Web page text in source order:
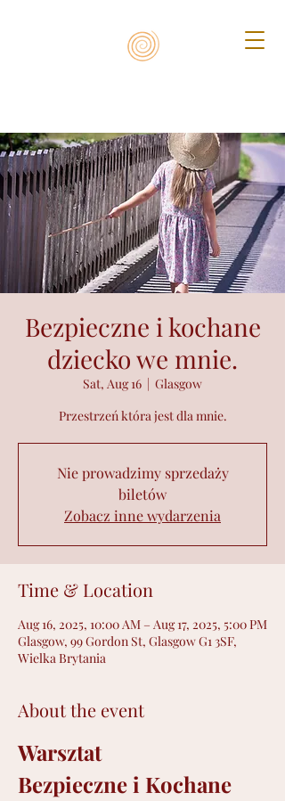
Bezpieczne i kochane
dziecko we mnie.
Sat, Aug 16
  |
Glasgow
Przestrzeń która jest dla mnie.
Nie prowadzimy sprzedaży
biletów
Zobacz inne wydarzenia
Time & Location
Aug 16, 2025, 10:00 AM – Aug 17, 2025, 5:00 PM
Glasgow, 99 Gordon St, Glasgow G1 3SF,
Wielka Brytania
About the event
Warsztat
Bezpieczne i Kochane